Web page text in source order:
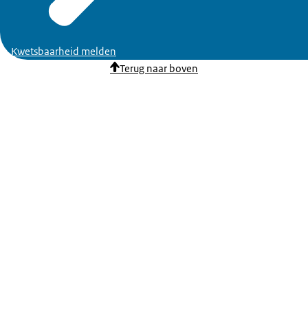
Kwetsbaarheid melden
Terug naar boven